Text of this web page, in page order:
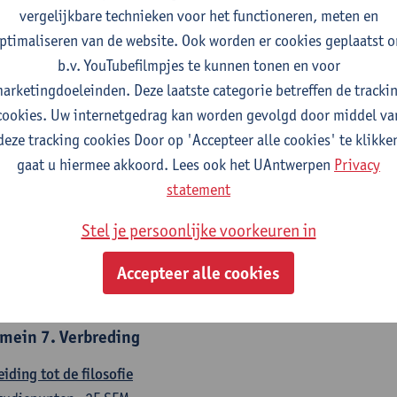
1E/2E SEM
studiepunten
Tom Van Caneghem Christine Lippens
6. Kwantitatieve methoden
statistiek en kansrekenen
2E SEM
studiepunten
Stephan Van der Veeken
methoden en technieken
1E/2E SEM
Ida Ruts
7. Verbreding
tot de filosofie
vergelijkbare technieken voor het functioneren, meten en
van de website. Ook worden er cookies geplaatst
b.v. YouTubefilmpjes te kunnen tonen en voor
Deze laatste categorie betreffen de
Uw internetgedrag kan worden gevolgd door middel
tracking cookies Door op 'Accepteer alle cookies' te
gaat u hiermee akkoord. Lees ook het UAntwerpen Privacy
statement
Stel je persoonlijke voorkeuren in
Accepteer alle cookies